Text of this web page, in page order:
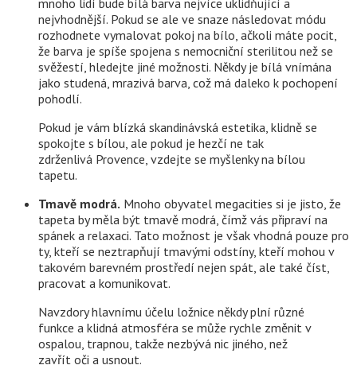
mnoho lidí bude bílá barva nejvíce uklidňující a
nejvhodnější. Pokud se ale ve snaze následovat módu
rozhodnete vymalovat pokoj na bílo, ačkoli máte pocit,
že barva je spíše spojena s nemocniční sterilitou než se
svěžestí, hledejte jiné možnosti. Někdy je bílá vnímána
jako studená, mrazivá barva, což má daleko k pochopení
pohodlí.
Pokud je vám blízká skandinávská estetika, klidně se
spokojte s bílou, ale pokud je hezčí ne tak
zdrženlivá Provence, vzdejte se myšlenky na bílou
tapetu.
Tmavě modrá. Mnoho obyvatel megacities si je jisto, že
tapeta by měla být tmavě modrá, čímž vás připraví na
spánek a relaxaci. Tato možnost je však vhodná pouze pro
ty, kteří se neztrapňují tmavými odstíny, kteří mohou v
takovém barevném prostředí nejen spát, ale také číst,
pracovat a komunikovat.
Navzdory hlavnímu účelu ložnice někdy plní různé
funkce a klidná atmosféra se může rychle změnit v
ospalou, trapnou, takže nezbývá nic jiného, ​​než
zavřít oči a usnout.